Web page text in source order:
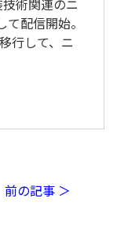
配信開始。
行して、ニ
前の記事 ＞